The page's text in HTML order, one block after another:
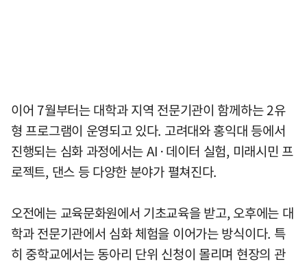
이어 7월부터는 대학과 지역 전문기관이 함께하는 2유
형 프로그램이 운영되고 있다. 고려대와 홍익대 등에서
진행되는 심화 과정에서는 AI·데이터 실험, 미래시민 프
로젝트, 댄스 등 다양한 분야가 펼쳐진다.
오전에는 교육문화원에서 기초교육을 받고, 오후에는 대
학과 전문기관에서 심화 체험을 이어가는 방식이다. 특
히 중학교에서는 동아리 단위 신청이 몰리며 현장의 관